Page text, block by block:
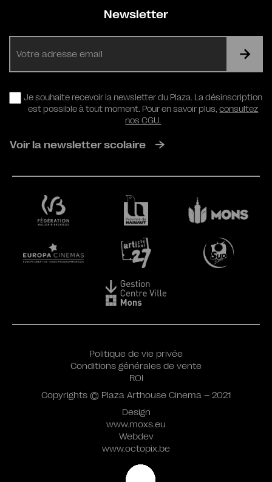
Newsletter
RGPD
Je souhaite recevoir la newsletter du Plaza. La désinscription
est possible à tout moment. Pour en savoir plus,consultez
nos CGU.
Voir la newsletter scolaire
Design
www.moxs.eu
Webdev
www.octopix.be
Politique de vie privée
Conditions générales de vente
ROI
Copyrights © Plaza Arthouse Cinema – 2021